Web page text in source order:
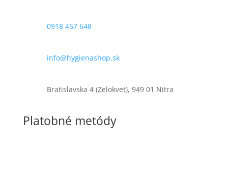
0918 457 648
info@hygienashop.sk
Bratislavska 4 (Zelokvet), 949 01 Nitra
Platobné metódy